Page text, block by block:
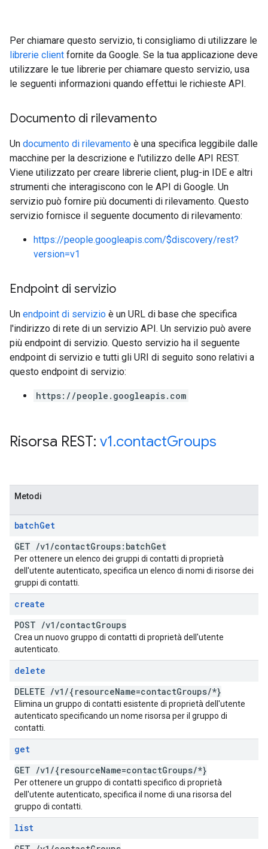
Per chiamare questo servizio, ti consigliamo di utilizzare le
librerie client fornite da Google. Se la tua applicazione deve
utilizzare le tue librerie per chiamare questo servizio, usa
le seguenti informazioni quando effettui le richieste API.
Documento di rilevamento
Un documento di rilevamento è una specifica leggibile dalle
macchine per la descrizione e l'utilizzo delle API REST.
Viene utilizzato per creare librerie client, plug-in IDE e altri
strumenti che interagiscono con le API di Google. Un
servizio può fornire più documenti di rilevamento. Questo
servizio fornisce il seguente documento di rilevamento:
https://people.googleapis.com/$discovery/rest?
version=v1
Endpoint di servizio
Un endpoint di servizio è un URL di base che specifica
l'indirizzo di rete di un servizio API. Un servizio può avere
più endpoint di servizio. Questo servizio ha il seguente
endpoint di servizio e tutti gli URI di seguito sono relativi a
questo endpoint di servizio:
https://people.googleapis.com
Risorsa REST: v1.contactGroups
Metodi
batchGet
GET /v1 /contactGroups:batchGet
Per ottenere un elenco dei gruppi di contatti di proprietà
dell'utente autenticato, specifica un elenco di nomi di risorse dei
gruppi di contatti.
create
POST /v1 /contactGroups
Crea un nuovo gruppo di contatti di proprietà dell'utente
autenticato.
delete
DELETE /v1 /{resourceName=contactGroups/*}
Elimina un gruppo di contatti esistente di proprietà dell'utente
autenticato specificando un nome risorsa per il gruppo di
contatti.
get
GET /v1 /{resourceName=contactGroups/*}
Per ottenere un gruppo di contatti specifico di proprietà
dell'utente autenticato, specifica il nome di una risorsa del
gruppo di contatti.
list